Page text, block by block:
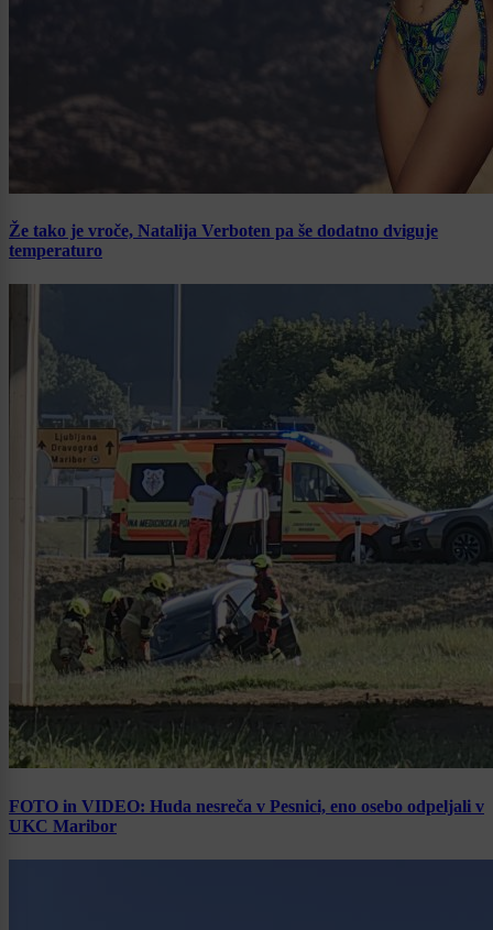
Že tako je vroče, Natalija Verboten pa še dodatno dviguje
temperaturo
FOTO in VIDEO: Huda nesreča v Pesnici, eno osebo odpeljali v
UKC Maribor